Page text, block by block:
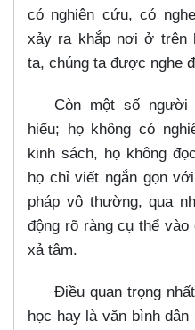
có nghiên cứu, có
xảy ra khắp nơi ở trên
ta, chúng ta được nghe
Còn một số người
hiểu; họ không có
kinh sách, họ không
họ chỉ viết ngắn gọn
pháp vô thường, qua
động rõ ràng cụ thể
xả tâm.
Điều quan trọng
học hay là văn bình